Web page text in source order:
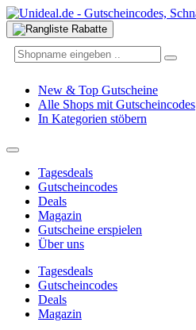
New & Top Gutscheine
Alle Shops mit Gutscheincodes
In Kategorien stöbern
Tagesdeals
Gutscheincodes
Deals
Magazin
Gutscheine erspielen
Über uns
Tagesdeals
Gutscheincodes
Deals
Magazin